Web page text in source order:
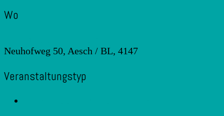
Wo
Neuhofweg 50, Aesch / BL, 4147
Veranstaltungstyp